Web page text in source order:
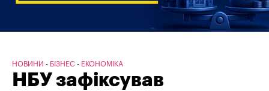
НОВИНИ БІЗНЕС ЕКОНОМІКА
НБУ зафіксував